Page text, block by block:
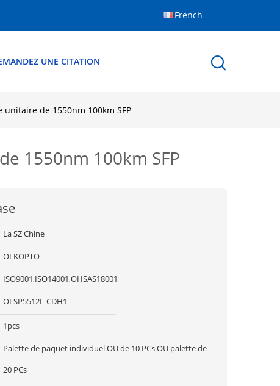
French
UNE CITATION
de 1550nm 100km SFP
1550nm 100km SFP
La SZ Chine
OLKOPTO
ISO9001,ISO14001,OHSAS18001
OLSP5512L-CDH1
1pcs
Palette de paquet individuel OU de 10 PCs OU palette de
20 PCs